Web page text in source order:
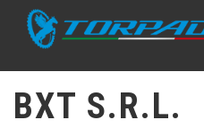
BXT S.R.L.